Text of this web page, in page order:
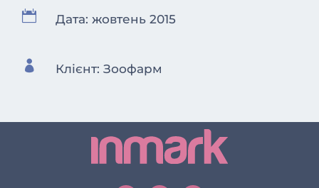
 Дата: жовтень 2015
 Клієнт: Зоофарм